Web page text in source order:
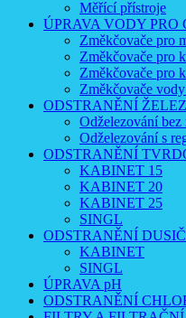
Měřící přístroje
ÚPRAVA VODY PRO
Změkčovače pro
Změkčovače pro
Změkčovače pro
Změkčovače
ODSTRANĚNÍ
Odželezování bez
Odželezování s
ODSTRANĚNÍ
KABINET 15
KABINET 20
KABINET 25
SINGL
ODSTRANĚNÍ
KABINET
SINGL
ÚPRAVA pH
ODSTRANĚNÍ